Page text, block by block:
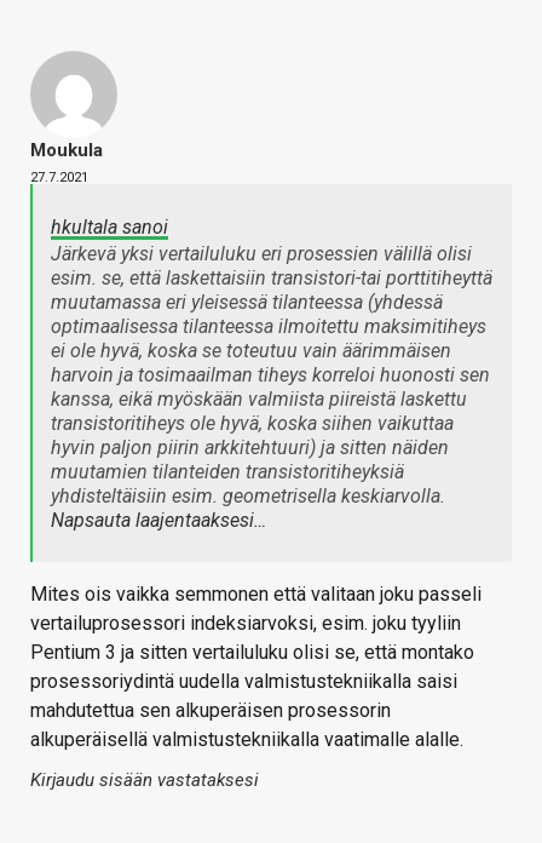
Moukula
27.7.2021
hkultala sanoi
Järkevä yksi vertailuluku eri prosessien välillä olisi
esim. se, että laskettaisiin transistori-tai porttitiheyttä
muutamassa eri yleisessä tilanteessa (yhdessä
optimaalisessa tilanteessa ilmoitettu maksimitiheys
ei ole hyvä, koska se toteutuu vain äärimmäisen
harvoin ja tosimaailman tiheys korreloi huonosti sen
kanssa, eikä myöskään valmiista piireistä laskettu
transistoritiheys ole hyvä, koska siihen vaikuttaa
hyvin paljon piirin arkkitehtuuri) ja sitten näiden
muutamien tilanteiden transistoritiheyksiä
yhdisteltäisiin esim. geometrisella keskiarvolla.
Napsauta laajentaaksesi…
Mites ois vaikka semmonen että valitaan joku passeli
vertailuprosessori indeksiarvoksi, esim. joku tyyliin
Pentium 3 ja sitten vertailuluku olisi se, että montako
prosessoriydintä uudella valmistustekniikalla saisi
mahdutettua sen alkuperäisen prosessorin
alkuperäisellä valmistustekniikalla vaatimalle alalle.
Kirjaudu sisään vastataksesi